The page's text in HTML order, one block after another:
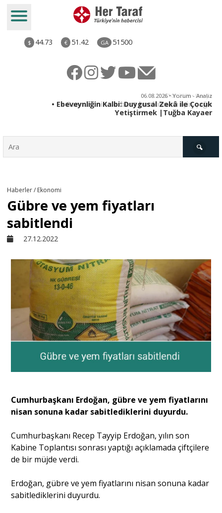
$ 44.73 € 51.42 GA 51500
06.08.2026 • Yorum - Analiz
• Ebeveynliğin Kalbi: Duygusal Zekâ ile Çocuk
Yetiştirmek |Tuğba Kayaer
Derkenar
Kültür - Sanat
Ekonomi
Dünya
Söyleşi
Yazı Dizisi
Haberler / Ekonomi
Gübre ve yem fiyatları
sabitlendi
27.12.2022
Cumhurbaşkanı Erdoğan, gübre ve yem fiyatlarını
nisan sonuna kadar sabitlediklerini duyurdu.
Cumhurbaşkanı Recep Tayyip Erdoğan, yılın son
Kabine Toplantısı sonrası yaptığı açıklamada çiftçilere
de bir müjde verdi.
Erdoğan, gübre ve yem fiyatlarını nisan sonuna kadar
sabitlediklerini duyurdu.